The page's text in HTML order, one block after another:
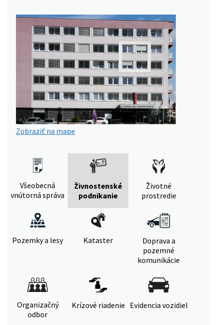
Zobraziť na mape
Všeobecná
vnútorná správa
Živnostenské
podnikanie
Životné
prostredie
Pozemky a lesy Kataster
Doprava a
pozemné
komunikácie
Organizačný
odbor
Krízové riadenie Evidencia vozidiel